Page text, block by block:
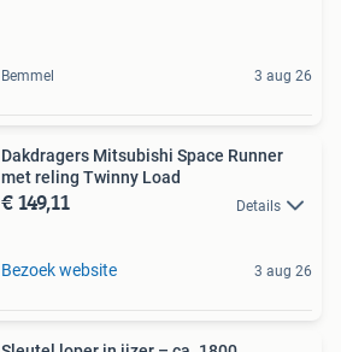
Bemmel 3 aug 26
Dakdragers Mitsubishi Space Runner
met reling Twinny Load
€ 149,11 Details
Bezoek website 3 aug 26